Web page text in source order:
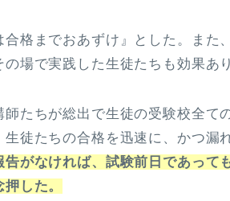
合格までおあずけ』とした。ま
場で実践した生徒たちも効果あ
師たちが総出で生徒の受験校全て
生徒たちの合格を迅速に、かつ漏
告がなければ、試験前日であっ
した。